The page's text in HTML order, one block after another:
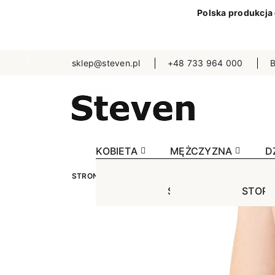
Polska produkcja
sklep@steven.pl +48 733 964 000
KOBIETA
STOPKI
MĘŻCZYZNA
STOPKI
STRONA GŁÓWNA